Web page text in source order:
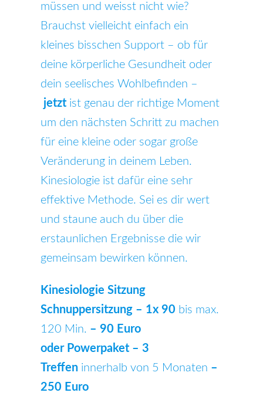
müssen und weisst nicht wie?
Brauchst vielleicht einfach ein
kleines bisschen Support – ob für
deine körperliche Gesundheit oder
dein seelisches Wohlbefinden –
jetzt ist genau der richtige Moment
um den nächsten Schritt zu machen
für eine kleine oder sogar große
Veränderung in deinem Leben.
Kinesiologie ist dafür eine sehr
effektive Methode. Sei es dir wert
und staune auch du über die
erstaunlichen Ergebnisse die wir
gemeinsam bewirken können.
Kinesiologie Sitzung
Schnuppersitzung – 1x 90 bis max.
120 Min. – 90 Euro
oder Powerpaket – 3
Treffen innerhalb von 5 Monaten –
250 Euro